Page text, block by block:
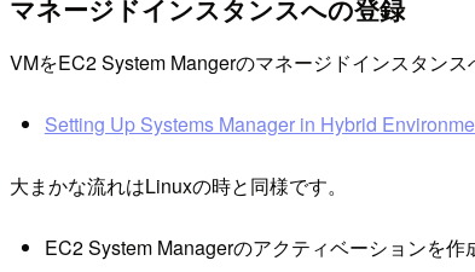
マネージドインスタンスへの登録
VMをEC2 System Mangerのマネージドインスタン
Setting Up Systems Manager in Hybrid
大まかな流れはLinuxの時と同様です。
EC2 System Managerのアクティベーションを作